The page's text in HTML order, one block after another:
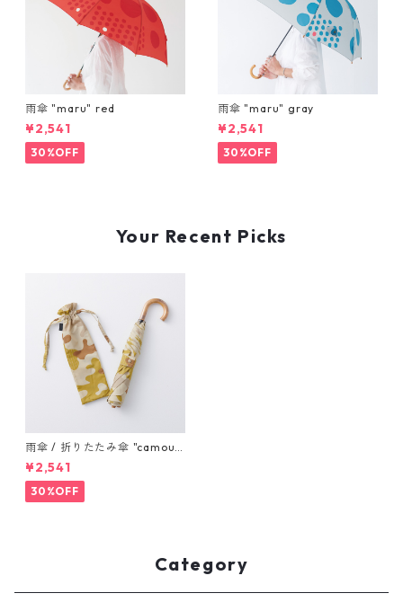
雨傘 "maru" red
¥2,541
30%OFF
雨傘 "maru" gray
¥2,541
30%OFF
Your Recent Picks
雨傘 / 折りたたみ傘 "camoufl
age" beige
¥2,541
30%OFF
Category